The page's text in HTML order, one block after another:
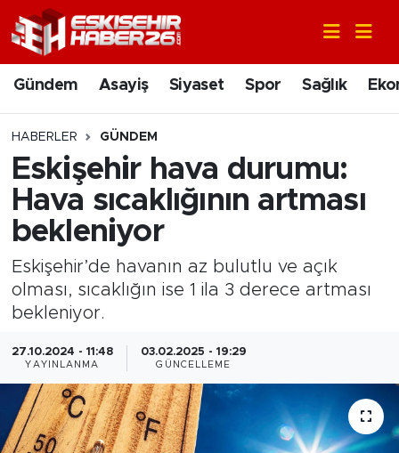
Gündem Asayiş Siyaset Spor Sağlık
HABERLER GÜNDEM
Eskişehir hava durumu:
Hava sıcaklığının artması
bekleniyor
Eskişehir’de havanın az bulutlu ve açık
olması, sıcaklığın ise 1 ila 3 derece artması
bekleniyor.
27.10.2024 - 11:48
YAYINLANMA
03.02.2025 - 19:29
GÜNCELLEME
Gündem
Asayiş
Siyaset
Spor
Ekonomi
Sanat
Bölge
Nöbetçi Eczaneler
Hava Durumu
Trafik Durumu
Süper Lig Puan Durumu ve Fikstür
Tüm Manşetler
Son Dakika Haberleri